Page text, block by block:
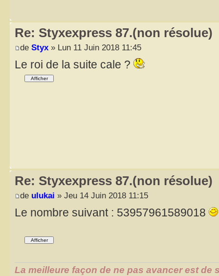
Re: Styxexpress 87.(non résolue)
de Styx » Lun 11 Juin 2018 11:45
Le roi de la suite cale ?
Re: Styxexpress 87.(non résolue)
de ulukai » Jeu 14 Juin 2018 11:15
Le nombre suivant : 53957961589018
La meilleure façon de ne pas avancer est de